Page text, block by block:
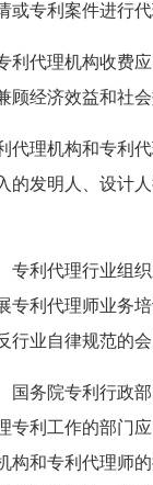
或专利案件进行代
理机构收费应
顾经济效益和社会
理机构和专利代
的发明人、设计
代理行业组织
专利代理师业务
行业自律规范的会
院专利行政部
专利工作的部门
构和专利代理师的